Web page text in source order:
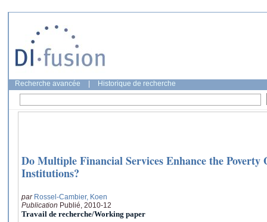
Recherche avancée Historique de recherche
Do Multiple Financial Services Enhance the
Institutions?
par Rossel-Cambier, Koen
Publication Publié, 2010-12
Travail de recherche/Working paper